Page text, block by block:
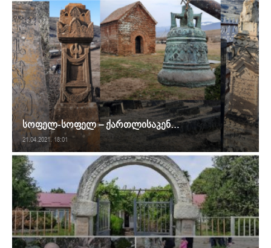
სოფელ-სოფელ – ქართლისაკენ…
21.04.2021. 18:01